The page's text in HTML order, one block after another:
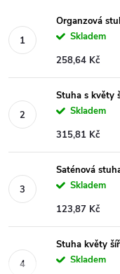
Organzová
Skladem
258,64 Kč
Stuha s květy
Skladem
315,81 Kč
Saténová
Skladem
123,87 Kč
Stuha květy
Skladem